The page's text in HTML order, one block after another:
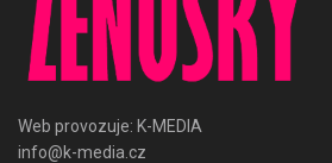
Web provozuje: K-MEDIA
info@k-media.cz